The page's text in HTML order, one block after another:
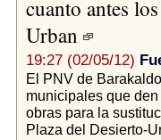
cuanto antes
Urban
19:27 (02/05/12)
El PNV de
municipales que
obras para la
Plaza del Desierto-